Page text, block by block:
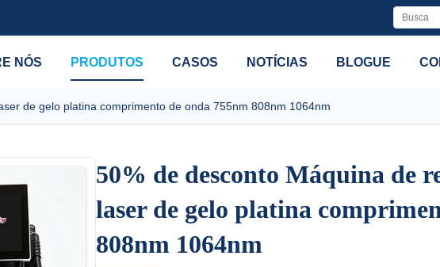
NÓS PRODUTOS CASOS NOTÍCIAS BLOGUE
de gelo platina comprimento de onda 755nm 808nm 1064nm
50% de desconto Máquina de
laser de gelo platina
808nm 1064nm
50% de desconto Máquina de
laser de gelo platina
808nm 1064nm